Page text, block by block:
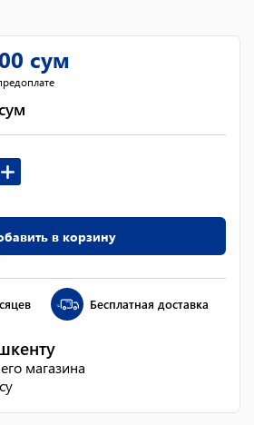
сум
в корзину
Бесплатная доставка
магазина